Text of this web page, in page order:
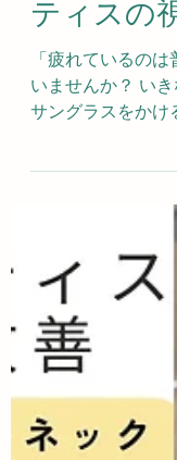
「疲れが
卒業した
神経を整
ティスの
「疲れているの
いませんか？ い
サングラスをかけ
すが、ついに新し
れました。 サン
た理由はシンプル
笑 でもここ数年、
てきている気がし
ていてもアスファ